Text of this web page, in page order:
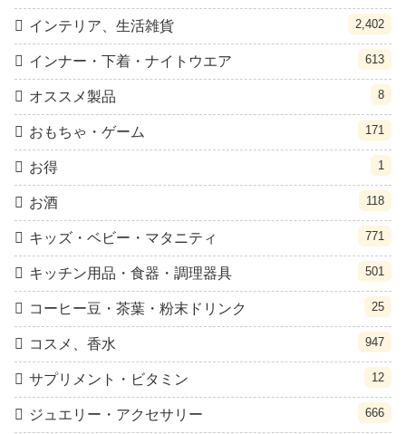
インテリア、生活雑貨 2,402
インナー・下着・ナイトウエア 613
オススメ製品 8
おもちゃ・ゲーム 171
お得 1
お酒 118
キッズ・ベビー・マタニティ 771
キッチン用品・食器・調理器具 501
コーヒー豆・茶葉・粉末ドリンク 25
コスメ、香水 947
サプリメント・ビタミン 12
ジュエリー・アクセサリー 666